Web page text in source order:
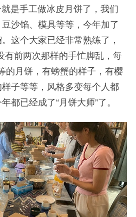
是手工做冰皮月饼了，我们
沙馅、模具等等，今年加了
这个大家已经非常熟练了，
有前两次那样的手忙脚乱，每
的月饼，有螃蟹的样子，有樱
子等等，风格多变每个人都
都已经成了“月饼大师”了。